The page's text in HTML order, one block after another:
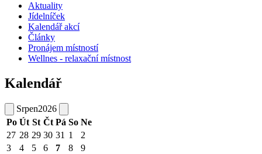
Aktuality
Jídelníček
Kalendář akcí
Články
Pronájem místností
Wellnes - relaxační místnost
Kalendář
Srpen2026
Po Út St Čt Pá So Ne
27 28 29 30 31 1
2
3
4 5 6 7 8
9